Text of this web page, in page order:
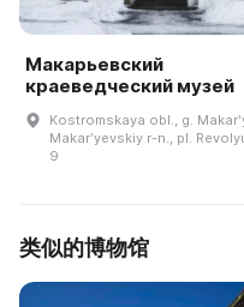
Макарьевский
краеведческий музей
Kostromskaya obl., g.
Makarʹyevskiy r-n., pl.
9
类似的博物馆